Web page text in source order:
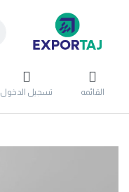
القائمه تسجيل الدخول